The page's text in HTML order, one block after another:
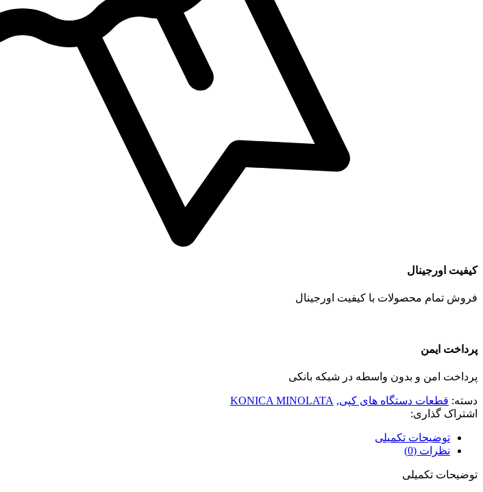
کیفیت اورجینال
فروش تمام محصولات با کیفیت اورجینال
پرداخت ایمن
پرداخت امن و بدون واسطه در شبکه بانکی
دسته: قطعات دستگاه های کپی,
KONICA MINOLATA
اشتراک گذاری:
توضیحات تکمیلی
نظرات (0)
توضیحات تکمیلی